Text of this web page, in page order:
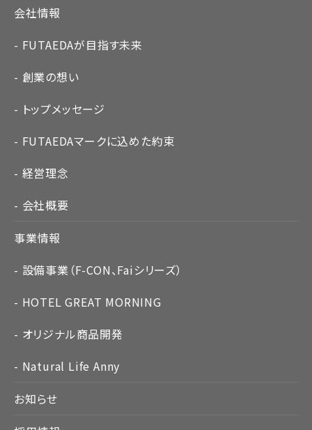
会社情報
FUTAEDAが目指す未来
創業の想い
トップメッセージ
FUTAEDAマークに込めた約束
経営理念
会社概要
事業情報
設備事業（F-CON、Faiシリーズ）
HOTEL GREAT MORNING
オリジナル商品開発
Natural Life Anny
お知らせ